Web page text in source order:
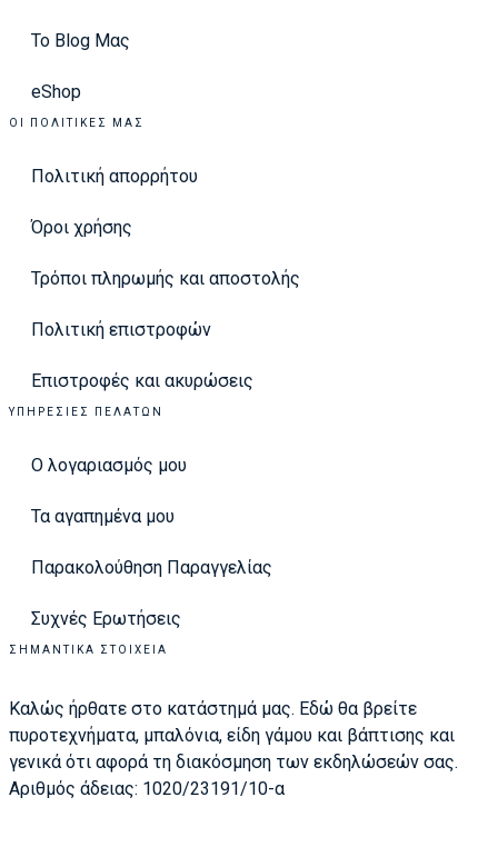
Το Blog Μας
eShop
ΟΙ ΠΟΛΙΤΙΚΈΣ ΜΑΣ
Πολιτική απορρήτου
Όροι χρήσης
Τρόποι πληρωμής και αποστολής
Πολιτική επιστροφών
Επιστροφές και ακυρώσεις
ΥΠΗΡΕΣΊΕΣ ΠΕΛΑΤΏΝ
Ο λογαριασμός μου
Τα αγαπημένα μου
Παρακολούθηση Παραγγελίας
Συχνές Ερωτήσεις
ΣΗΜΑΝΤΙΚΆ ΣΤΟΙΧΕΊΑ
Καλώς ήρθατε στο κατάστημά μας. Εδώ θα βρείτε
πυροτεχνήματα, μπαλόνια, είδη γάμου και βάπτισης και
γενικά ότι αφορά τη διακόσμηση των εκδηλώσεών σας.
Αριθμός άδειας: 1020/23191/10-α